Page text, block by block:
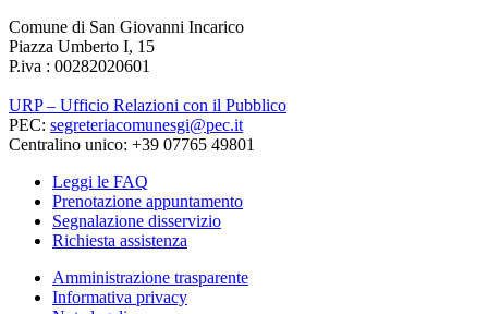
Comune di San Giovanni Incarico
Piazza Umberto I, 15
P.iva : 00282020601
URP – Ufficio Relazioni con il Pubblico
PEC: segreteriacomunesgi@pec.it
Centralino unico: +39 07765 49801
Leggi le FAQ
Prenotazione appuntamento
Segnalazione disservizio
Richiesta assistenza
Amministrazione trasparente
Informativa privacy